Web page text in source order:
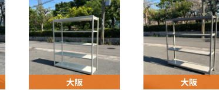
大阪 大阪